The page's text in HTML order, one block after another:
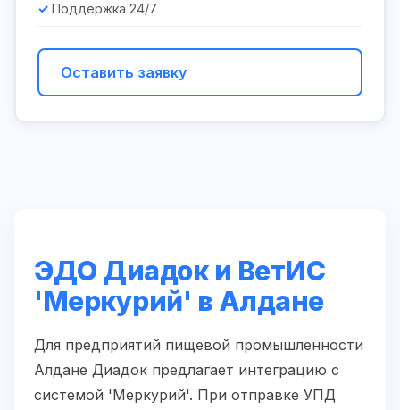
Поддержка 24/7
Оставить заявку
ЭДО Диадок и ВетИС
'Меркурий' в Алдане
Для предприятий пищевой промышленности
Алдане Диадок предлагает интеграцию с
системой 'Меркурий'. При отправке УПД